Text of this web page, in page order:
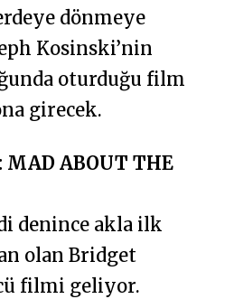
dönmeye
Kosinski’nin
oturduğu film
girecek.
MAD ABOUT THE
denince akla ilk
olan Bridget
filmi geliyor.